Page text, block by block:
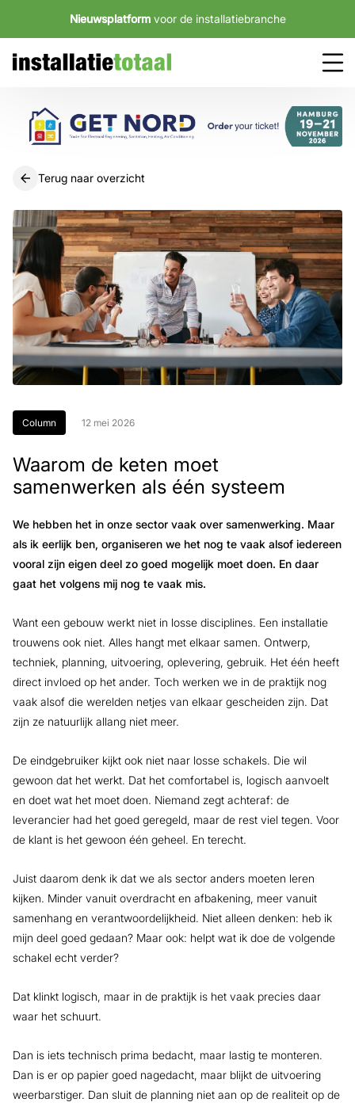
Nieuwsplatform voor de installatiebranche
Terug naar overzicht
Column 12 mei 2026
Waarom de keten moet
samenwerken als één systeem
We hebben het in onze sector vaak over samenwerking. Maar
als ik eerlijk ben, organiseren we het nog te vaak alsof iedereen
vooral zijn eigen deel zo goed mogelijk moet doen. En daar
gaat het volgens mij nog te vaak mis.
Want een gebouw werkt niet in losse disciplines. Een installatie
trouwens ook niet. Alles hangt met elkaar samen. Ontwerp,
techniek, planning, uitvoering, oplevering, gebruik. Het één heeft
direct invloed op het ander. Toch werken we in de praktijk nog
vaak alsof die werelden netjes van elkaar gescheiden zijn. Dat
zijn ze natuurlijk allang niet meer.
De eindgebruiker kijkt ook niet naar losse schakels. Die wil
gewoon dat het werkt. Dat het comfortabel is, logisch aanvoelt
en doet wat het moet doen. Niemand zegt achteraf: de
leverancier had het goed geregeld, maar de rest viel tegen. Voor
de klant is het gewoon één geheel. En terecht.
Juist daarom denk ik dat we als sector anders moeten leren
kijken. Minder vanuit overdracht en afbakening, meer vanuit
samenhang en verantwoordelijkheid. Niet alleen denken: heb ik
mijn deel goed gedaan? Maar ook: helpt wat ik doe de volgende
schakel echt verder?
Dat klinkt logisch, maar in de praktijk is het vaak precies daar
waar het schuurt.
Dan is iets technisch prima bedacht, maar lastig te monteren.
Dan is er op papier goed nagedacht, maar blijkt de uitvoering
weerbarstiger. Dan sluit de planning niet aan op de realiteit op de